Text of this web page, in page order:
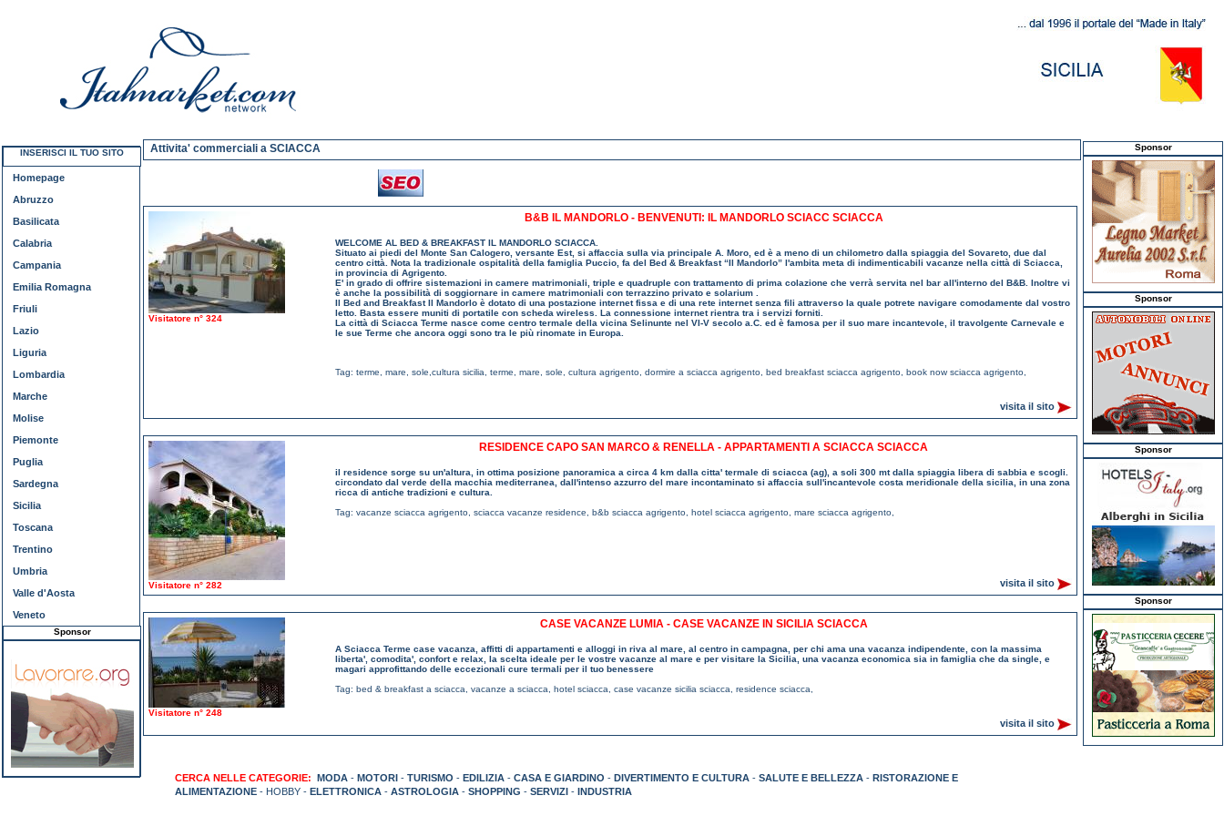
Attivita' commerciali a SCIACCA
Visitatore n° 324
B&B IL MANDORLO - BENVENUTI: IL MANDORLO SCIACC SCIACCA
WELCOME AL BED & BREAKFAST IL MANDORLO SCIACCA.
Situato ai piedi del Monte San Calogero, versante Est, si affaccia sulla via principale A. Moro, ed è a meno di un chilometro dalla spiaggia del Sovareto, due dal
centro città. Nota la tradizionale ospitalità della famiglia Puccio, fa del Bed & Breakfast “Il Mandorlo” l'ambita meta di indimenticabili vacanze nella città di Sciacca,
in provincia di Agrigento.
E' in grado di offrire sistemazioni in camere matrimoniali, triple e quadruple con trattamento di prima colazione che verrà servita nel bar all'interno del B&B. Inoltre vi
è anche la possibilità di soggiornare in camere matrimoniali con terrazzino privato e solarium .
Il Bed and Breakfast Il Mandorlo è dotato di una postazione internet fissa e di una rete internet senza fili attraverso la quale potrete navigare comodamente dal vostro
letto. Basta essere muniti di portatile con scheda wireless. La connessione internet rientra tra i servizi forniti.
La città di Sciacca Terme nasce come centro termale della vicina Selinunte nel VI-V secolo a.C. ed è famosa per il suo mare incantevole, il travolgente Carnevale e
le sue Terme che ancora oggi sono tra le più rinomate in Europa.
Tag: terme, mare, sole,cultura sicilia terme, mare, sole, cultura agrigento dormire a sciacca agrigento bed breakfast sciacca agrigento book now sciacca agrigento
visita il sito
Visitatore n° 282
RESIDENCE CAPO SAN MARCO & RENELLA - APPARTAMENTI A SCIACCA SCIACCA
il residence sorge su un'altura, in ottima posizione panoramica a circa 4 km dalla citta' termale di sciacca (ag), a soli 300 mt dalla spiaggia libera di sabbia e scogli.
circondato dal verde della macchia mediterranea, dall'intenso azzurro del mare incontaminato si affaccia sull'incantevole costa meridionale della sicilia, in una zona
ricca di antiche tradizioni e cultura.
Tag: vacanze sciacca agrigento sciacca vacanze residence b&b sciacca agrigento hotel sciacca agrigento mare sciacca agrigento
visita il sito
Visitatore n° 248
CASE VACANZE LUMIA - CASE VACANZE IN SICILIA SCIACCA
A Sciacca Terme case vacanza, affitti di appartamenti e alloggi in riva al mare, al centro in campagna, per chi ama una vacanza indipendente, con la massima
liberta', comodita', confort e relax, la scelta ideale per le vostre vacanze al mare e per visitare la Sicilia, una vacanza economica sia in famiglia che da single, e
magari approfittando delle eccezionali cure termali per il tuo benessere
Tag: bed & breakfast a sciacca vacanze a sciacca hotel sciacca case vacanze sicilia sciacca residence sciacca
visita il sito
CERCA NELLE CATEGORIE: MODA - MOTORI - TURISMO - EDILIZIA - CASA E GIARDINO - DIVERTIMENTO E CULTURA - SALUTE E BELLEZZA - RISTORAZIONE E
ALIMENTAZIONE - HOBBY - ELETTRONICA - ASTROLOGIA - SHOPPING - SERVIZI - INDUSTRIA
INSERISCI IL TUO SITO
Homepage
Abruzzo
Basilicata
Calabria
Campania
Emilia Romagna
Friuli
Lazio
Liguria
Lombardia
Marche
Molise
Piemonte
Puglia
Sardegna
Sicilia
Toscana
Trentino
Umbria
Valle d'Aosta
Veneto
Sponsor
Sponsor
Sponsor
Sponsor
Sponsor